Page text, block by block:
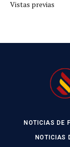
Vistas previas
NOTICIAS DE
NOTICIAS